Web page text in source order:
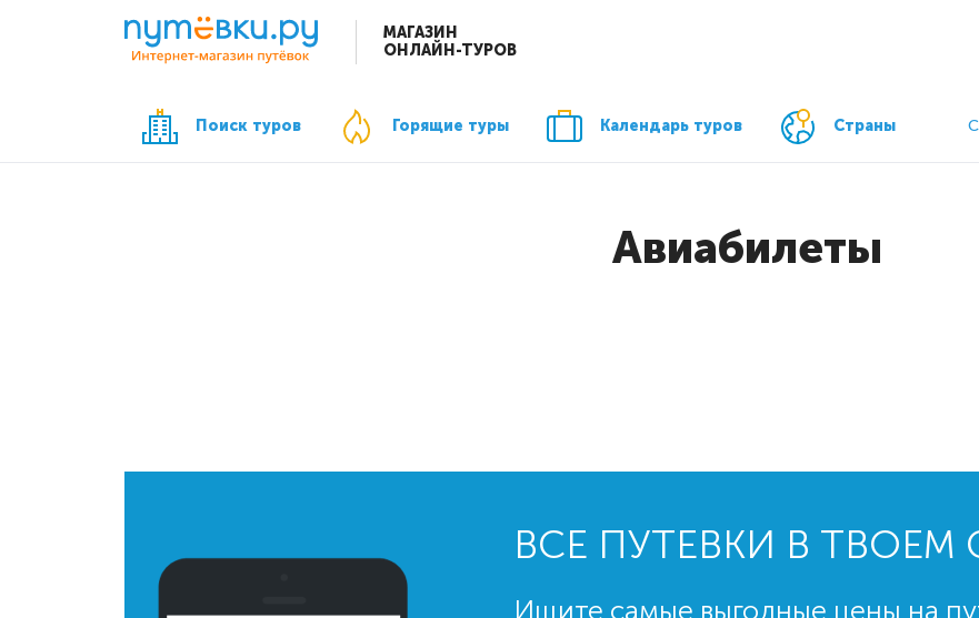
МАГАЗИН
ОНЛАЙН-ТУРОВ
Поиск туров Горящие туры Календарь туров Страны
Авиабилеты
ВСЕ ПУТЕВКИ В
Ищите самые выгодные цены на